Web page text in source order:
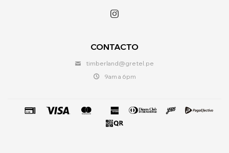
CONTACTO
timberland@gretel.pe
9am a 6pm
